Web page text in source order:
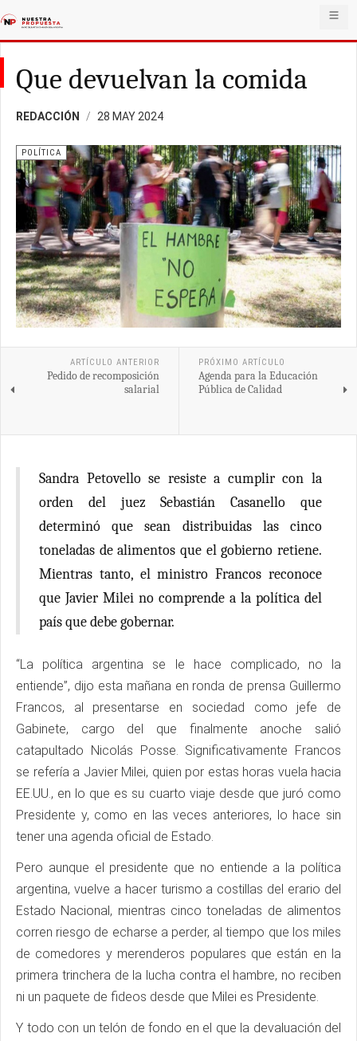
Que devuelvan la comida
REDACCIÓN 28 MAY 2024
POLÍTICA
ARTÍCULO ANTERIOR
Pedido de recomposición
salarial
PRÓXIMO ARTÍCULO
Agenda para la Educación
Pública de Calidad
Sandra Petovello se resiste a cumplir con la
orden del juez Sebastián Casanello que
determinó que sean distribuidas las cinco
toneladas de alimentos que el gobierno retiene.
Mientras tanto, el ministro Francos reconoce
que Javier Milei no comprende a la política del
país que debe gobernar.
“La política argentina se le hace complicado, no la
entiende”, dijo esta mañana en ronda de prensa Guillermo
Francos, al presentarse en sociedad como jefe de
Gabinete, cargo del que finalmente anoche salió
catapultado Nicolás Posse. Significativamente Francos
se refería a Javier Milei, quien por estas horas vuela hacia
EE.UU., en lo que es su cuarto viaje desde que juró como
Presidente y, como en las veces anteriores, lo hace sin
tener una agenda oficial de Estado.
Pero aunque el presidente que no entiende a la política
argentina, vuelve a hacer turismo a costillas del erario del
Estado Nacional, mientras cinco toneladas de alimentos
corren riesgo de echarse a perder, al tiempo que los miles
de comedores y merenderos populares que están en la
primera trinchera de la lucha contra el hambre, no reciben
ni un paquete de fideos desde que Milei es Presidente.
Y todo con un telón de fondo en el que la devaluación del